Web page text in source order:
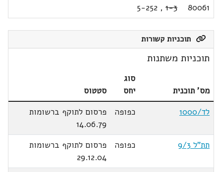
80061
1-3
,
5-252
תוכניות קשורות
תוכניות משתנות
מס' תוכנית
סוג
יחס
סטטוס
לד/1000
כפופה
פרסום לתוקף ברשומות
14.06.79
תת"ל 9/3
כפופה
פרסום לתוקף ברשומות
29.12.04